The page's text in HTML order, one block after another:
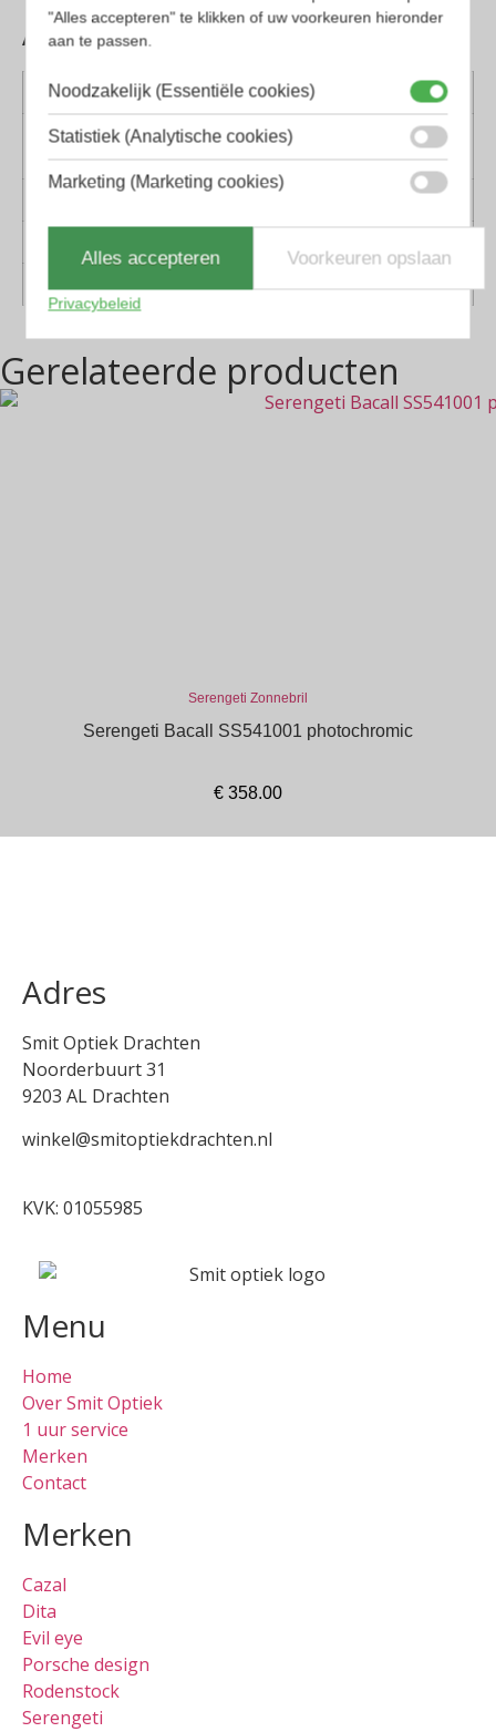
Aanvullende informatie
Kleur montuur
Bruin, Havanna
Montuur
materiaal
Kunststof
Vorm
Rechthoekig, Vierkant
Gerelateerde producten
Serengeti Zonnebril
Serengeti Bacall SS541001 photochromic
€ 358.00
Adres
Smit Optiek Drachten
Noorderbuurt 31
9203 AL Drachten
winkel@smitoptiekdrachten.nl
KVK: 01055985
Menu
Home
Over Smit Optiek
1 uur service
Merken
Contact
Merken
Cazal
Dita
Evil eye
Porsche design
Rodenstock
Serengeti
"Alles accepteren" te klikken of uw voorkeuren hieronder
aan te passen.
Noodzakelijk (Essentiële cookies)
Statistiek (Analytische cookies)
Marketing (Marketing cookies)
Alles accepteren Voorkeuren opslaan
Privacybeleid